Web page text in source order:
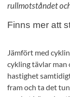
rullmotståndet
Finns mer att
Jämfört med
cykling tävlar man
hastighet
fram och ta det